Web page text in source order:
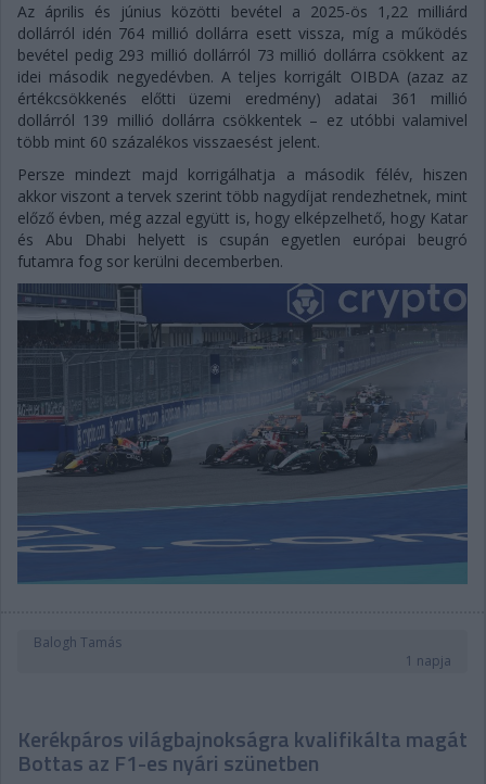
Az április és június közötti bevétel a 2025-ös 1,22 milliárd
dollárról idén 764 millió dollárra esett vissza, míg a működés
bevétel pedig 293 millió dollárról 73 millió dollárra csökkent az
idei második negyedévben. A teljes korrigált OIBDA (azaz az
értékcsökkenés előtti üzemi eredmény) adatai 361 millió
dollárról 139 millió dollárra csökkentek – ez utóbbi valamivel
több mint 60 százalékos visszaesést jelent.
Persze mindezt majd korrigálhatja a második félév, hiszen
akkor viszont a tervek szerint több nagydíjat rendezhetnek, mint
előző évben, még azzal együtt is, hogy elképzelhető, hogy Katar
és Abu Dhabi helyett is csupán egyetlen európai beugró
futamra fog sor kerülni decemberben.
Balogh Tamás
1 napja
Kerékpáros világbajnokságra kvalifikálta magát
Bottas az F1-es nyári szünetben